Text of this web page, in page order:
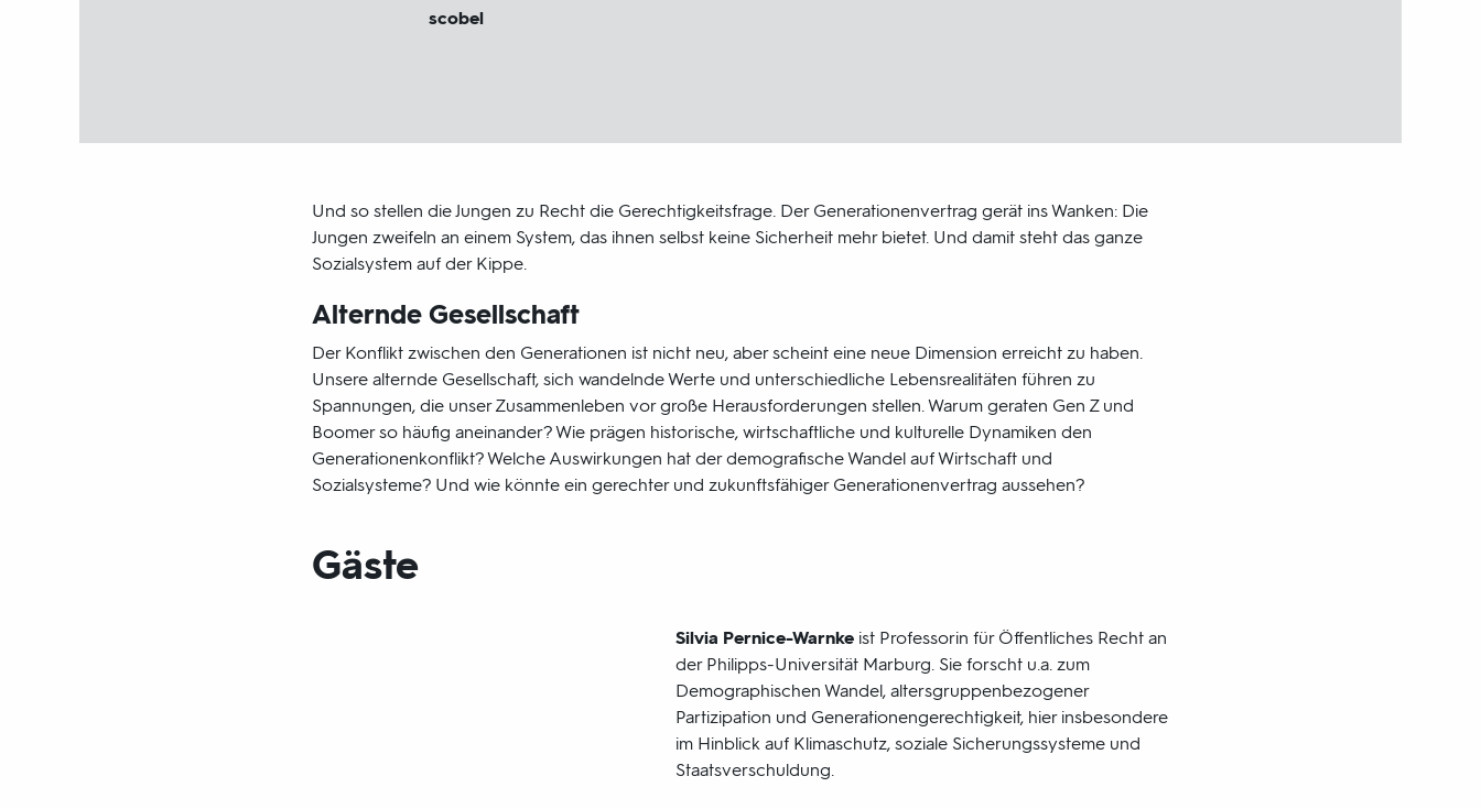
scobel
Und so stellen die Jungen zu Recht die Gerechtigkeitsfrage. Der Generationenvertrag gerät ins Wanken: Die
Jungen zweifeln an einem System, das ihnen selbst keine Sicherheit mehr bietet. Und damit steht das ganze
Sozialsystem auf der Kippe.
Alternde Gesellschaft
Der Konflikt zwischen den Generationen ist nicht neu, aber scheint eine neue Dimension erreicht zu haben.
Unsere alternde Gesellschaft, sich wandelnde Werte und unterschiedliche Lebensrealitäten führen zu
Spannungen, die unser Zusammenleben vor große Herausforderungen stellen. Warum geraten Gen Z und
Boomer so häufig aneinander? Wie prägen historische, wirtschaftliche und kulturelle Dynamiken den
Generationenkonflikt? Welche Auswirkungen hat der demografische Wandel auf Wirtschaft und
Sozialsysteme? Und wie könnte ein gerechter und zukunftsfähiger Generationenvertrag aussehen?
Gäste
Silvia Pernice-Warnkeist Professorin für Öffentliches Recht an
der Philipps-Universität Marburg. Sie forscht u.a. zum
Demographischen Wandel, altersgruppenbezogener
Partizipation und Generationengerechtigkeit, hier insbesondere
im Hinblick auf Klimaschutz, soziale Sicherungssysteme und
Staatsverschuldung.